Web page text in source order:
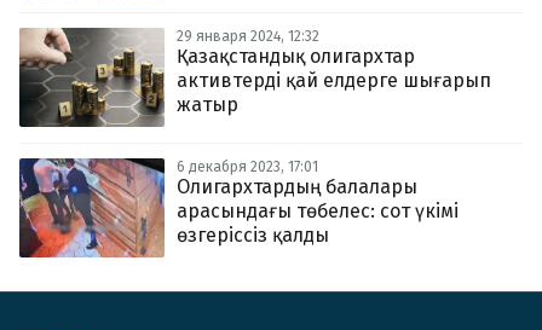
Пошта
zhasalash100@gmail.com
29 января 2024, 12:32
Қазақстандық олигархтар
активтерді қай елдерге шығарып
жатыр
6 декабря 2023, 17:01
Олигархтардың балалары
арасындағы төбелес: сот үкімі
өзгеріссіз қалды